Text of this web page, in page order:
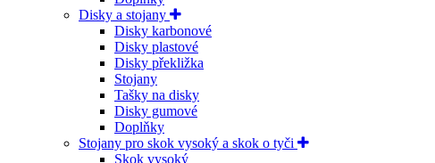
Disky a stojany
Disky karbonové
Disky plastové
Disky překližka
Stojany
Tašky na disky
Disky gumové
Doplňky
Stojany pro skok vysoký a skok o tyči
Skok vysoký